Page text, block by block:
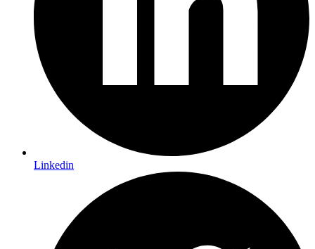
Linkedin